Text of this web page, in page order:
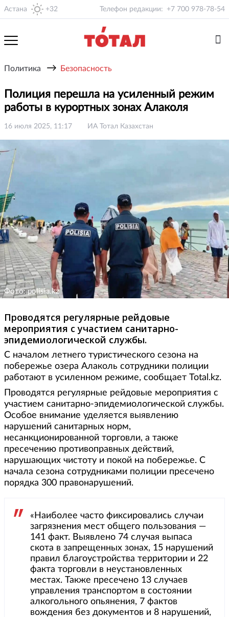
Астана +32 Телефон редакции: +7 700 978-78-54
Политика → Безопасность
Полиция перешла на усиленный режим
работы в курортных зонах Алаколя
16 июля 2025, 11:17 ИА Тотал Казахстан
Фото: polisia.kz
Проводятся регулярные рейдовые
мероприятия с участием санитарно-
эпидемиологической службы.
С началом летнего туристического сезона на
побережье озера Алаколь сотрудники полиции
работают в усиленном режиме, сообщает Total.kz.
Проводятся регулярные рейдовые мероприятия с
участием санитарно-эпидемиологической службы.
Особое внимание уделяется выявлению
нарушений санитарных норм,
несанкционированной торговли, а также
пресечению противоправных действий,
нарушающих чистоту и покой на побережье. С
начала сезона сотрудниками полиции пресечено
порядка 300 правонарушений.
«Наиболее часто фиксировались случаи
загрязнения мест общего пользования —
141 факт. Выявлено 74 случая выпаса
скота в запрещенных зонах, 15 нарушений
правил благоустройства территории и 22
факта торговли в неустановленных
местах. Также пресечено 13 случаев
управления транспортом в состоянии
алкогольного опьянения, 7 фактов
вождения без документов и 8 нарушений,